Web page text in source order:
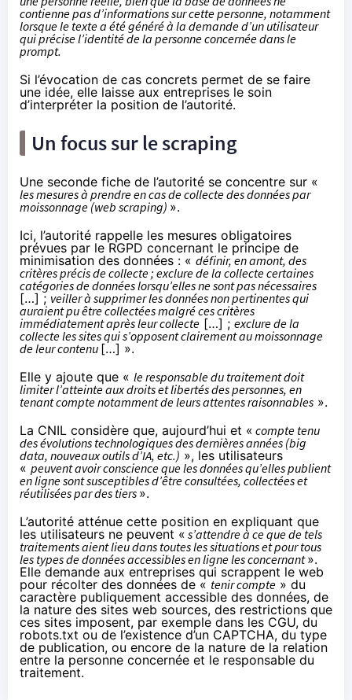
contienne pas d’informations sur cette personne, notamment
lorsque le texte a été généré à la demande d’un utilisateur
qui précise l’identité de la personne concernée dans le
prompt.
Si l’évocation de cas concrets permet de se faire
une idée, elle laisse aux entreprises le soin
d’interpréter la position de l’autorité.
Un focus sur le scraping
Une seconde fiche de l’autorité se concentre sur «
les mesures à prendre en cas de collecte des données par
moissonnage (web scraping) ».
Ici, l’autorité rappelle les mesures obligatoires
prévues par le RGPD concernant le principe de
minimisation des données : « définir, en amont, des
critères précis de collecte ; exclure de la collecte certaines
catégories de données lorsqu’elles ne sont pas nécessaires
[…] ; veiller à supprimer les données non pertinentes qui
auraient pu être collectées malgré ces critères
immédiatement après leur collecte […] ; exclure de la
collecte les sites qui s’opposent clairement au moissonnage
de leur contenu […] ».
Elle y ajoute que « le responsable du traitement doit
limiter l’atteinte aux droits et libertés des personnes, en
tenant compte notamment de leurs attentes raisonnables ».
La CNIL considère que, aujourd’hui et « compte tenu
des évolutions technologiques des dernières années (big
data, nouveaux outils d’IA, etc.) », les utilisateurs
« peuvent avoir conscience que les données qu’elles publient
en ligne sont susceptibles d’être consultées, collectées et
réutilisées par des tiers ».
L’autorité atténue cette position en expliquant que
les utilisateurs ne peuvent « s’attendre à ce que de tels
traitements aient lieu dans toutes les situations et pour tous
les types de données accessibles en ligne les concernant».
Elle demande aux entreprises qui scrappent le web
pour récolter des données de « tenir compte » du
caractère publiquement accessible des données, de
la nature des sites web sources, des restrictions que
ces sites imposent, par exemple dans les CGU, du
robots.txt ou de l’existence d’un CAPTCHA, du type
de publication, ou encore de la nature de la relation
entre la personne concernée et le responsable du
traitement.